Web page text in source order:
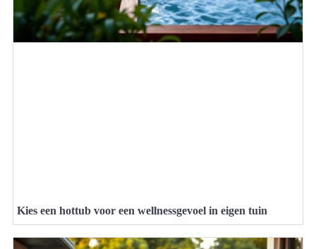
Kies een hottub voor een wellnessgevoel in eigen tuin